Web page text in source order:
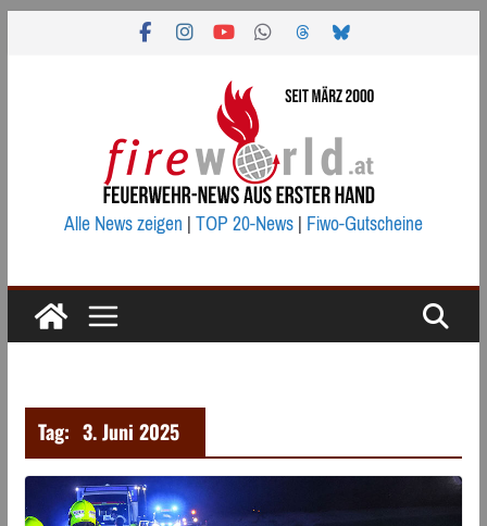
Alle News zeigen|TOP 20-News|Fiwo-Gutscheine
Tag: 3. Juni 2025